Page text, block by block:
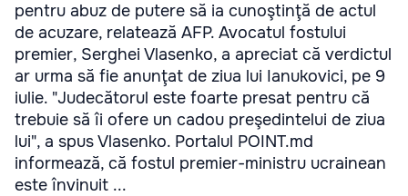
pentru abuz de putere să ia cunoştinţă de actul
de acuzare, relatează AFP. Avocatul fostului
premier, Serghei Vlasenko, a apreciat că verdictul
ar urma să fie anunţat de ziua lui Ianukovici, pe 9
iulie. "Judecătorul este foarte presat pentru că
trebuie să îi ofere un cadou preşedintelui de ziua
lui", a spus Vlasenko. Portalul POINT.md
informează, că fostul premier-ministru ucrainean
este învinuit ...